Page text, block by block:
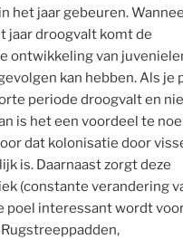
het jaar gebeuren.
jaar droogvalt komt de
ontwikkeling van
kan hebben. Als je
periode droogvalt en
is het een voordeel te
dat kolonisatie door
is. Daarnaast zorgt deze
(constante verandering
poel interessant wordt